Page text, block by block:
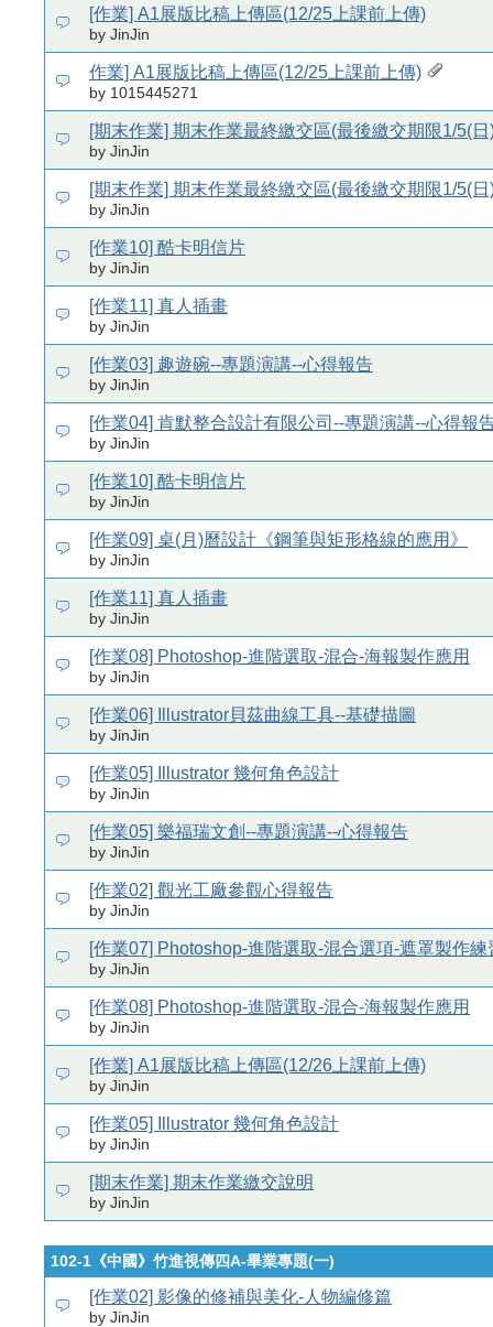
[作業] A1展版比稿上傳區(12/25上課前上傳)
by JinJin
作業] A1展版比稿上傳區(12/25上課前上傳)
by 1015445271
[期末作業] 期末作業最終繳交區(最後繳交期限1/5(日
by JinJin
[期末作業] 期末作業最終繳交區(最後繳交期限1/5(日
by JinJin
[作業10] 酷卡明信片
by JinJin
[作業11] 真人插畫
by JinJin
[作業03] 趣遊碗--專題演講--心得報告
by JinJin
[作業04] 肯默整合設計有限公司--專題演講--心得報
by JinJin
[作業10] 酷卡明信片
by JinJin
[作業09] 桌(月)曆設計《鋼筆與矩形格線的應用》
by JinJin
[作業11] 真人插畫
by JinJin
[作業08] Photoshop-進階選取-混合-海報製作應用
by JinJin
[作業06] Illustrator貝茲曲線工具--基礎描圖
by JinJin
[作業05] Illustrator 幾何角色設計
by JinJin
[作業05] 樂福瑞文創--專題演講--心得報告
by JinJin
[作業02] 觀光工廠參觀心得報告
by JinJin
[作業07] Photoshop-進階選取-混合選項-遮罩製作練
by JinJin
[作業08] Photoshop-進階選取-混合-海報製作應用
by JinJin
[作業] A1展版比稿上傳區(12/26上課前上傳)
by JinJin
[作業05] Illustrator 幾何角色設計
by JinJin
[期末作業] 期末作業繳交說明
by JinJin
102-1《中國》竹進視傳四A-畢業專題(一)
[作業02] 影像的修補與美化-人物編修篇
by JinJin